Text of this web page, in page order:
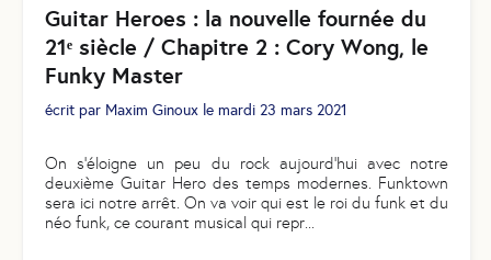
Guitar Heroes : la nouvelle fournée du
21ᵉ siècle / Chapitre 2 : Cory Wong, le
Funky Master
écrit par Maxim Ginoux le mardi 23 mars 2021
On s’éloigne un peu du rock aujourd’hui avec notre
deuxième Guitar Hero des temps modernes. Funktown
sera ici notre arrêt. On va voir qui est le roi du funk et du
néo funk, ce courant musical qui repr